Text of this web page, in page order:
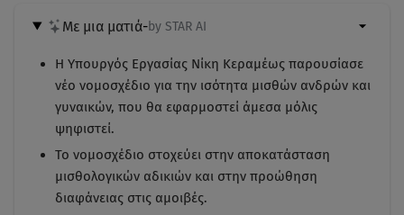
Με μια ματιά-by STAR AI
Η Υπουργός Εργασίας Νίκη Κεραμέως παρουσίασε
νέο νομοσχέδιο για την ισότητα μισθών ανδρών και
γυναικών, που θα εφαρμοστεί άμεσα μόλις
ψηφιστεί.
Το νομοσχέδιο στοχεύει στην αποκατάσταση
μισθολογικών αδικιών και στην προώθηση
διαφάνειας στις αμοιβές.